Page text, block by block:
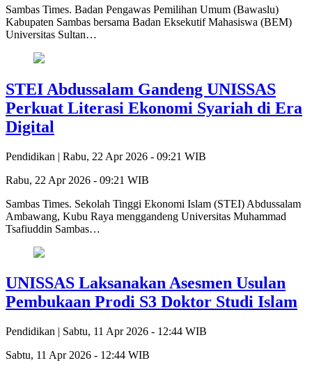
Sambas Times. Badan Pengawas Pemilihan Umum (Bawaslu)
Kabupaten Sambas bersama Badan Eksekutif Mahasiswa (BEM)
Universitas Sultan…
STEI Abdussalam Gandeng UNISSAS
Perkuat Literasi Ekonomi Syariah di Era
Digital
Pendidikan | Rabu, 22 Apr 2026 - 09:21 WIB
Rabu, 22 Apr 2026 - 09:21 WIB
Sambas Times. Sekolah Tinggi Ekonomi Islam (STEI) Abdussalam
Ambawang, Kubu Raya menggandeng Universitas Muhammad
Tsafiuddin Sambas…
UNISSAS Laksanakan Asesmen Usulan
Pembukaan Prodi S3 Doktor Studi Islam
Pendidikan | Sabtu, 11 Apr 2026 - 12:44 WIB
Sabtu, 11 Apr 2026 - 12:44 WIB